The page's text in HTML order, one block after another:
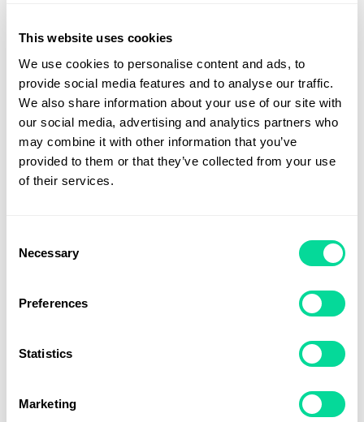
This website uses cookies
We use cookies to personalise content and ads, to
provide social media features and to analyse our traffic.
We also share information about your use of our site with
our social media, advertising and analytics partners who
may combine it with other information that you’ve
provided to them or that they’ve collected from your use
of their services.
Selection
Necessary
Preferences
Statistics
Marketing
19 995kr